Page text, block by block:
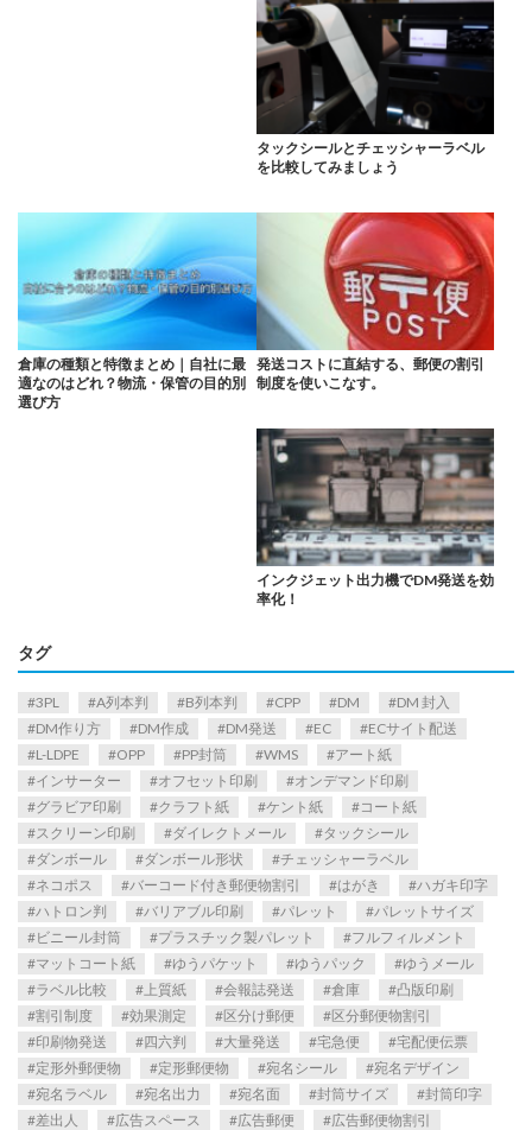
タックシールとチェッシャーラベル
を比較してみましょう
倉庫の種類と特徴まとめ｜自社に最
適なのはどれ？物流・保管の目的別
選び方
発送コストに直結する、郵便の割引
制度を使いこなす。
インクジェット出力機でDM発送を効
率化！
タグ
3PL A列本判 B列本判 CPP DM
DM 封入
DM作り方
DM作成 DM発送 EC
ECサイト配送
L-LDPE
OPP PP封筒 WMS
アート紙
インサーター
オフセット印刷
オンデマンド印刷
グラビア印刷
クラフト紙 ケント紙
コート紙
スクリーン印刷
ダイレクトメール
タックシール
ダンボール
ダンボール形状
チェッシャーラベル
ネコポス
バーコード付き郵便物割引 はがき
ハガキ印字
ハトロン判
バリアブル印刷 パレット
パレットサイズ
ビニール封筒
プラスチック製パレット
フルフィルメント
マットコート紙
ゆうパケット ゆうパック
ゆうメール
ラベル比較
上質紙 会報誌発送 倉庫
凸版印刷
割引制度
効果測定 区分け郵便
区分郵便物割引
印刷物発送
四六判 大量発送 宅急便
宅配便伝票
定形外郵便物
定形郵便物 宛名シール
宛名デザイン
宛名ラベル
宛名出力 宛名面 封筒サイズ
封筒印字
差出人
広告スペース 広告郵便
広告郵便物割引